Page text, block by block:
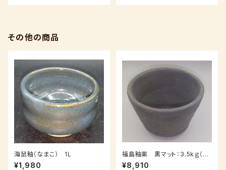
その他の商品
海鼠釉（なまこ） 1L
¥1,980
福島釉薬 黒マット：3.5kｇ（送
料込み：レターパックプラス）
¥8,910